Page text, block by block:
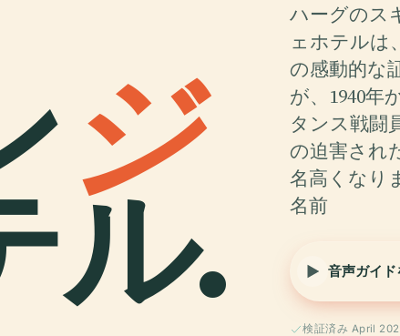
ジ
ル.
ハーグのス
ェホテルは
の感動的な
が、1940年
タンス戦闘
の迫害され
名高くなり
名前
音声ガイド
検証済み April